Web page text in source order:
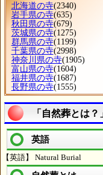
北海道の寺(2340)
岩手県の寺(635)
秋田県の寺(679)
茨城県の寺(1275)
群馬県の寺(1199)
千葉県の寺(2998)
神奈川県の寺(1905)
富山県の寺(1604)
福井県の寺(1687)
長野県の寺(1555)
「自然葬とは
英語
【英語】 Natural Burial